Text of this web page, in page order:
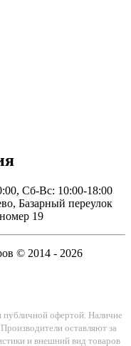
Сб-Вс: 10:00-18:00
Базарный переулок
19
© 2014 - 2026
офертой. Наличие
оставляют за
и внешний вид товаров